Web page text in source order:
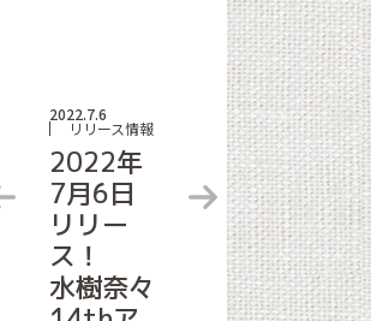
2022.7.6
リリース情報
2022年
7月6日
リリー
ス！
水樹奈々